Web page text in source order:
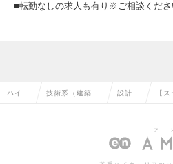
■転勤なしの求人も有り※ご相談くださ
ハイク 技術系（建築・ 設計
築）の
【
／